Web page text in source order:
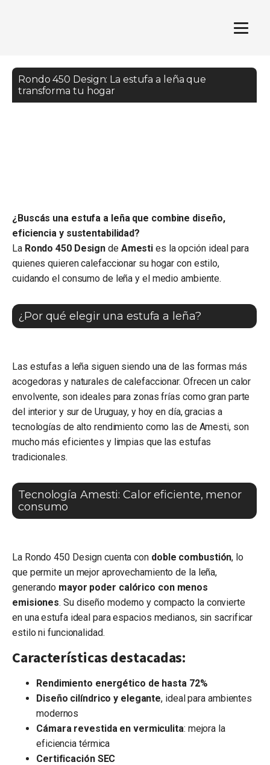
Rondo 450 Design: La estufa a leña que
transforma tu hogar
¿Buscás una estufa a leña que combine diseño,
eficiencia y sustentabilidad?
La Rondo 450 Design de Amesti es la opción ideal para
quienes quieren calefaccionar su hogar con estilo,
cuidando el consumo de leña y el medio ambiente.
¿Por qué elegir una estufa a leña?
Las estufas a leña siguen siendo una de las formas más
acogedoras y naturales de calefaccionar. Ofrecen un calor
envolvente, son ideales para zonas frías como gran parte
del interior y sur de Uruguay, y hoy en día, gracias a
tecnologías de alto rendimiento como las de Amesti, son
mucho más eficientes y limpias que las estufas
tradicionales.
Tecnología Amesti: Calor eficiente, menor
consumo
La Rondo 450 Design cuenta con doble combustión, lo
que permite un mejor aprovechamiento de la leña,
generando mayor poder calórico con menos
emisiones. Su diseño moderno y compacto la convierte
en una estufa ideal para espacios medianos, sin sacrificar
estilo ni funcionalidad.
Características destacadas:
Rendimiento energético de hasta 72%
Diseño cilíndrico y elegante, ideal para ambientes
modernos
Cámara revestida en vermiculita: mejora la
eficiencia térmica
Certificación SEC